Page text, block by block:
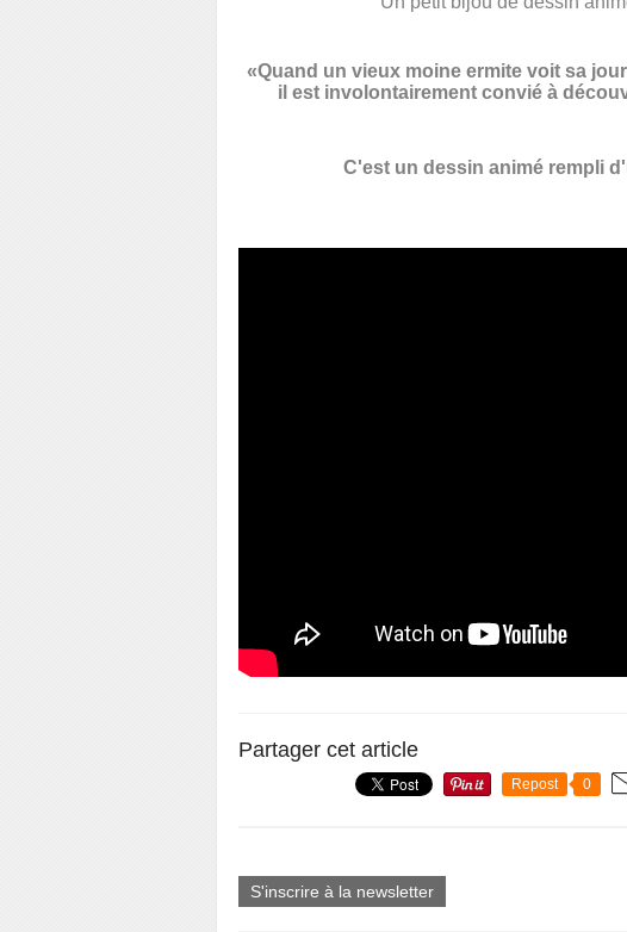
«Quand un vieux moine ermite voit sa
il est involontairement convié à
C'est un dessin animé rempli
Partager cet article
Repost 0
S'inscrire à la newsletter